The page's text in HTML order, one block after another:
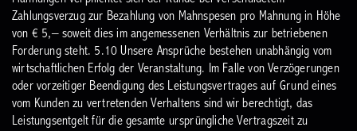
Zahlungsverzug zur Bezahlung von Mahnspesen pro Mahnung in Höhe
von € 5,– soweit dies im angemessenen Verhältnis zur betriebenen
Forderung steht. 5.10 Unsere Ansprüche bestehen unabhängig vom
wirtschaftlichen Erfolg der Veranstaltung. Im Falle von Verzögerungen
oder vorzeitiger Beendigung des Leistungsvertrages auf Grund eines
vom Kunden zu vertretenden Verhaltens sind wir berechtigt, das
Leistungsentgelt für die gesamte ursprüngliche Vertragszeit zu